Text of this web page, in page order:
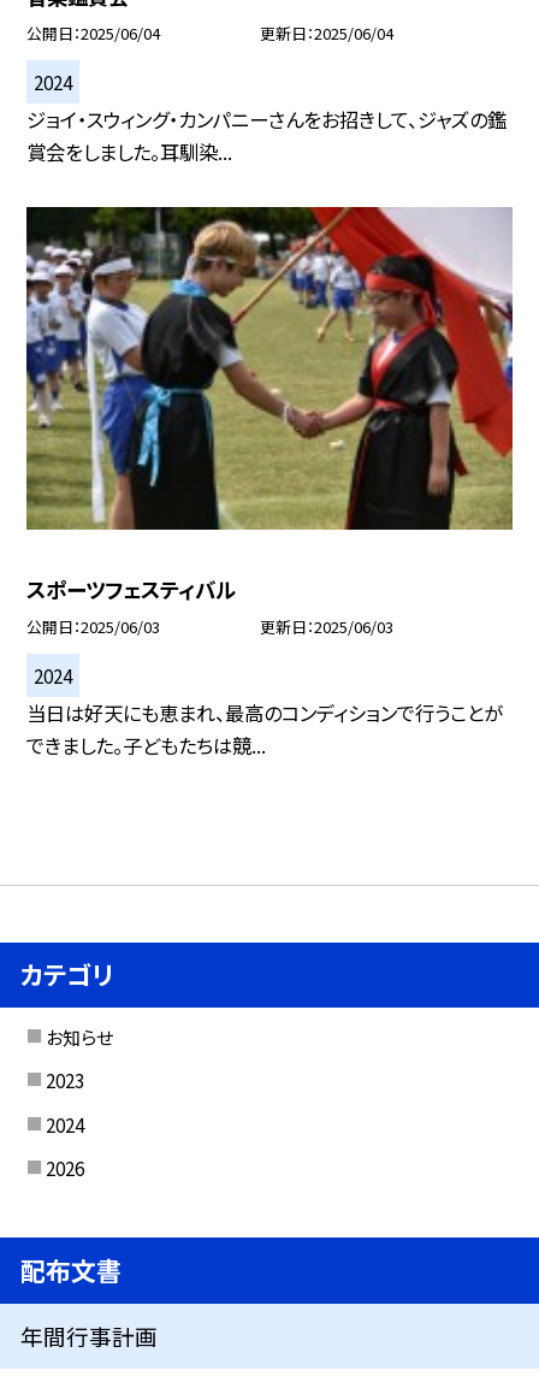
公開日 2025/06/04 更新日 2025/06/04
2024
ジョイ・スウィング・カンパニーさんをお招きして、ジャズの鑑
賞会をしました。耳馴染...
スポーツフェスティバル
公開日 2025/06/03 更新日 2025/06/03
2024
当日は好天にも恵まれ、最高のコンディションで行うことが
できました。子どもたちは競...
カテゴリ
お知らせ
2023
2024
2026
配布文書
年間行事計画